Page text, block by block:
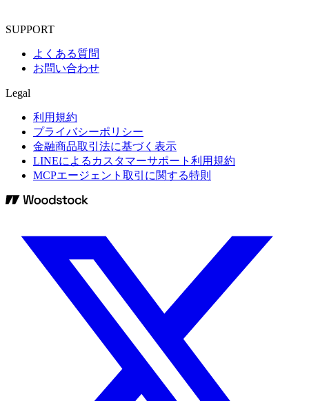
SUPPORT
よくある質問
お問い合わせ
Legal
利用規約
プライバシーポリシー
金融商品取引法に基づく表示
LINEによるカスタマーサポート利用規約
MCPエージェント取引に関する特則